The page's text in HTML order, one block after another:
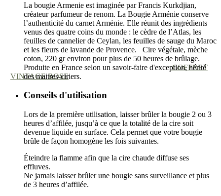
COFFRET
VINTAGE ROSE
La bougie Armenie est imaginée par Francis Kurkdjian,
créateur parfumeur de renom. La Bougie Arménie conserve
l’authenticité du carnet Arménie. Elle réunit des ingrédients
venus des quatre coins du monde : le cèdre de l’Atlas, les
feuilles de cannelier de Ceylan, les feuilles de sauge du Maroc
et les fleurs de lavande de Provence. Cire végétale, mèche
coton, 220 gr environ pour plus de 50 heures de brûlage.
Produite en France selon un savoir-faire d'exception, hérité
des maitres-ciriers.
Conseils d'utilisation
Lors de la première utilisation, laisser brûler la bougie 2 ou 3
heures d’affilée, jusqu’à ce que la totalité de la cire soit
devenue liquide en surface. Cela permet que votre bougie
brûle de façon homogène les fois suivantes.
Éteindre la flamme afin que la cire chaude diffuse ses
effluves.
Ne jamais laisser brûler une bougie sans surveillance et plus
de 3 heures d’affilée.